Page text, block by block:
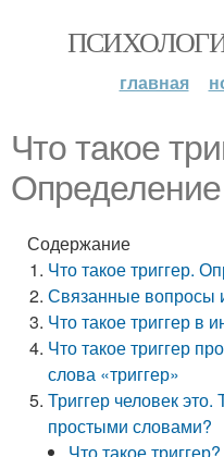
главная
Что такое
Определение
Содержание
Что такое триггер.
Связанные вопросы
Что такое триггер в
Что такое триггер
слова «триггер»
Триггер человек это.
простыми словами?